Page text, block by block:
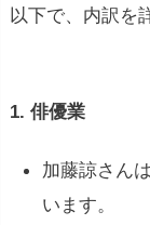
て5000万円。
以下で、内訳を
1. 俳優業
加藤諒さん
います。